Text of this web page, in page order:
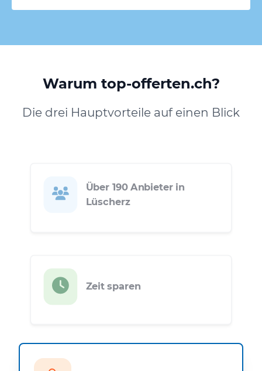
Warum top-offerten.ch?
Die drei Hauptvorteile auf einen Blick
Über 190 Anbieter in
Lüscherz
Zeit sparen